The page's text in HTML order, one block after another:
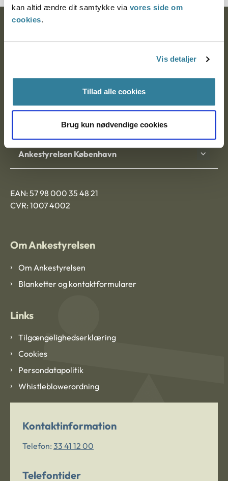
kan altid ændre dit samtykke via vores side om
cookies.
Vis detaljer
Tillad alle cookies
Brug kun nødvendige cookies
Ankestyrelsen Aalborg
Ankestyrelsen København
EAN: 57 98 000 35 48 21
CVR: 1007 4002
Om Ankestyrelsen
Om Ankestyrelsen
Blanketter og kontaktformularer
Links
Tilgængelighedserklæring
Cookies
Persondatapolitik
Whistleblowerordning
Kontaktinformation
Telefon: 33 41 12 00
Telefontider